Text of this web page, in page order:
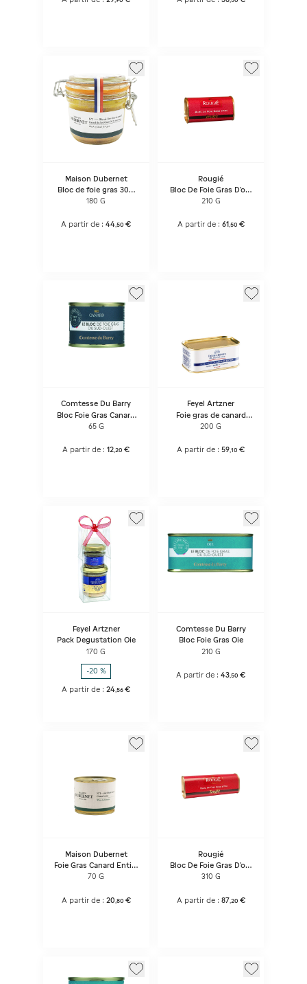
Maison Dubernet
Bloc de foie gras 30%
morceaux
180 G
A partir de :44,50 €
Rougié
Bloc De Foie Gras D'oie
Truffé
210 G
A partir de : 61,50 €
Comtesse Du Barry
Bloc Foie Gras Canard
So
65 G
A partir de :12,20 €
Feyel Artzner
Foie gras de canard
entier
200 G
A partir de :59,10 €
Feyel Artzner
Pack Degustation Oie
170 G
-20 %
A partir de :24,56 €
Comtesse Du Barry
Bloc Foie Gras Oie
210 G
A partir de :43 ,50 €
Maison Dubernet
Foie Gras Canard Entier
1/12
70 G
A partir de : 20 80 €
Rougié
Bloc De Foie Gras D'oie
Truffé
310 G
A partir de : 87 20 €